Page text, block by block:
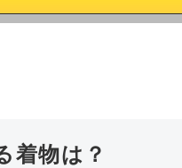
着物は？